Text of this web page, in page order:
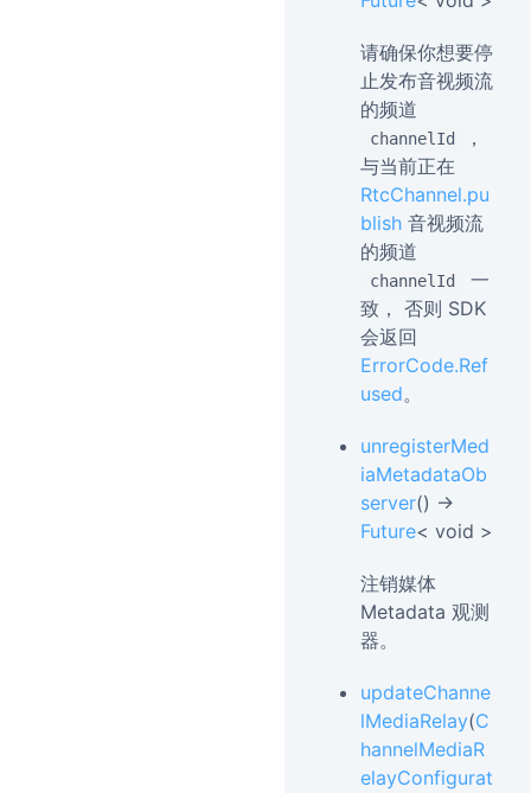
请确保你想要停
止发布音视频流
的频道
channelId
，
与当前正在
RtcChannel.pu
blish 音视频流
的频道
channelId
一
致， 否则 SDK
会返回
ErrorCode.Ref
used。
unregisterMed
iaMetadataOb
server() →
Future< void >
注销媒体
Metadata 观测
器。
updateChanne
lMediaRelay(C
hannelMediaR
elayConfigurat